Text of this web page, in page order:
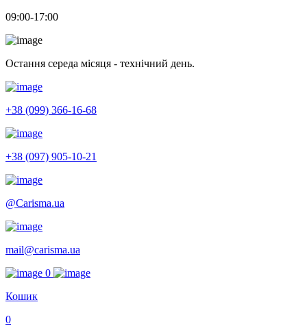
09:00-17:00
Остання середа місяця - технічний день.
+38 (099) 366-16-68
+38 (097) 905-10-21
@Carisma.ua
mail@carisma.ua
0
Кошик
0